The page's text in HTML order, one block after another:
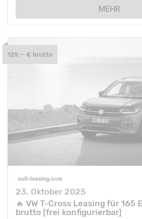
MEHR
23. Oktober 2025
🔥 VW T-Cross Leasing für 165
brutto [frei konfigurierbar]
129,-- € brutto